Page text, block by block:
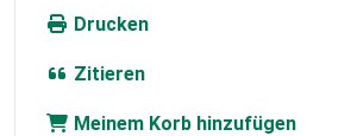
Drucken
Zitieren
Meinem Korb hinzufügen